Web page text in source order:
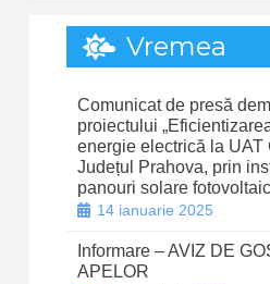
Vremea
Comunicat de presă
proiectului
energie electrică la UAT
Județul Prahova, prin
panouri solare
14 ianuarie 2025
Informare – AVIZ DE
APELOR